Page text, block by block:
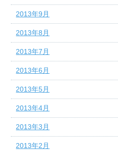
2013年9月
2013年8月
2013年7月
2013年6月
2013年5月
2013年4月
2013年3月
2013年2月